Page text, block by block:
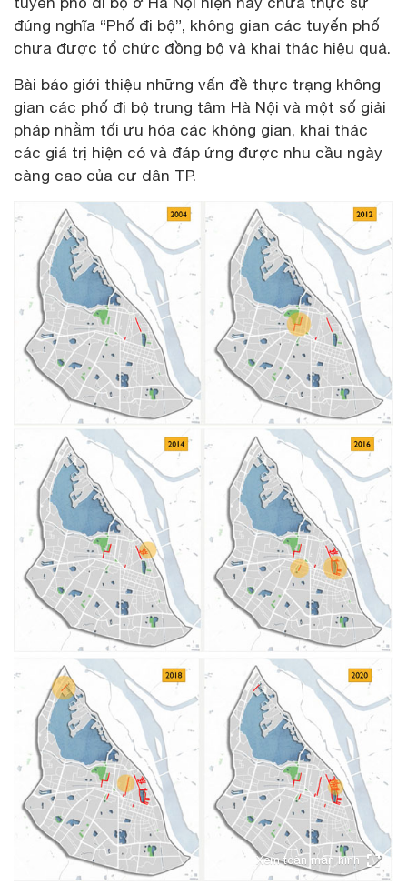
đúng nghĩa “Phố đi bộ”, không gian các tuyến phố
chưa được tổ chức đồng bộ và khai thác hiệu quả.
Bài báo giới thiệu những vấn đề thực trạng không
gian các phố đi bộ trung tâm Hà Nội và một số giải
pháp nhằm tối ưu hóa các không gian, khai thác
các giá trị hiện có và đáp ứng được nhu cầu ngày
càng cao của cư dân TP.
Xem toàn màn hình